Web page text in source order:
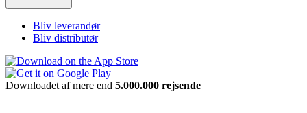
Bliv leverandør
Bliv distributør
Downloadet af mere end 5.000.000 rejsende